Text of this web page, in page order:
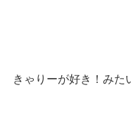
きゃりーが好き！み